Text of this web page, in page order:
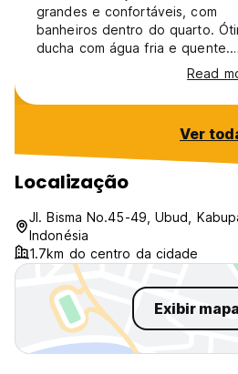
grandes e confortáveis, com
banheiros dentro do quarto.
ducha com água fria e quente.
Restaurante no loca com
excelente comida. Limpeza
boa de todos ambientes.
noite o que facilita conhecer
outros viajantes. O gerente
(Moussa) é incrível!!! Lhe faz
sentir em casa!
Read
Ver
Localização
Jl. Bisma No.45-49, Ubud,
Indonésia
1.7km do centro da cidade
Exibir mapa